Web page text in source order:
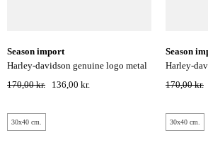
season import
harley-davidson genuine logo metal
skilt 30x40 cm.
170,00 kr. 136,00 kr.
30x40 cm.
season
harley-davidson metal wall metal
skilt
170,00 kr.
30x40 cm.